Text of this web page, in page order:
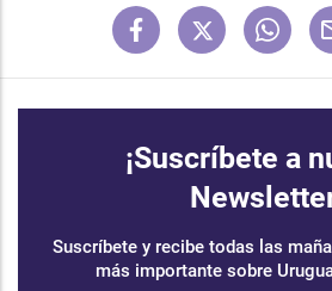
¡Suscríbete a
Suscríbete y recibe todas las
más importante sobre